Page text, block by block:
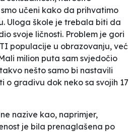
učeni kako da prihvatimo
Uloga škole je trebala biti da
svoje ličnosti. Problem je gori
populacije u obrazovanju, već
milion puta sam svjedočio
nešto samo bi nastavili
gradivu dok neko sa svojih 17
nazive kao, naprimjer,
je bila prenaglašena po